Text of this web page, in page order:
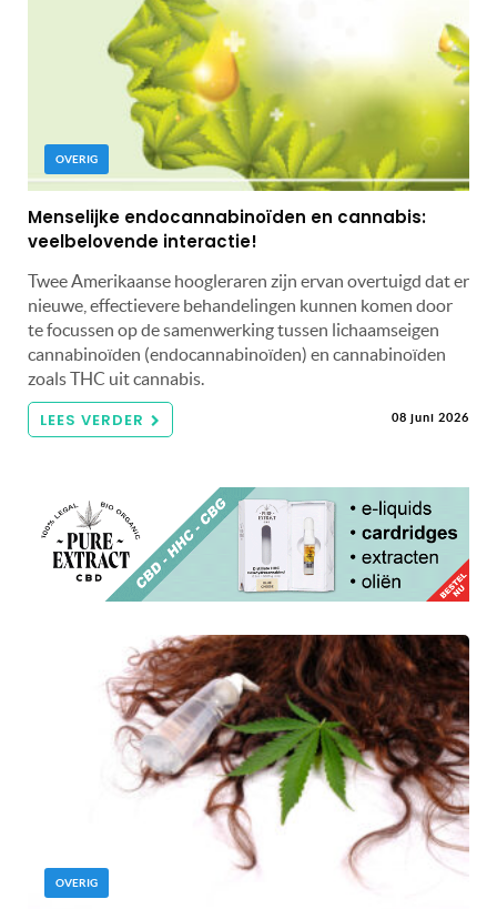
OVERIG
Menselijke endocannabinoïden en cannabis:
veelbelovende interactie!
Twee Amerikaanse hoogleraren zijn ervan overtuigd dat er
nieuwe, effectievere behandelingen kunnen komen door
te focussen op de samenwerking tussen lichaamseigen
cannabinoïden (endocannabinoïden) en cannabinoïden
zoals THC uit cannabis.
LEES VERDER 08 juni 2026
OVERIG